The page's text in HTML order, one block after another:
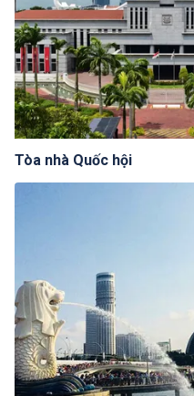
Tòa nhà Quốc hội